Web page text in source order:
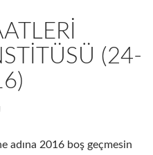
(24-
adına 2016 boş geçmesin